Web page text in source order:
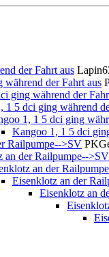
der Fahrt aus
der Fahrt aus
ging während der
1 5 dci ging während
1, 1 5 dci ging
Kangoo 1, 1 5 dci
Railpumpe-->SV
an der Railpumpe-->SV
an der
Eisenklotz an der
Eisenklotz an